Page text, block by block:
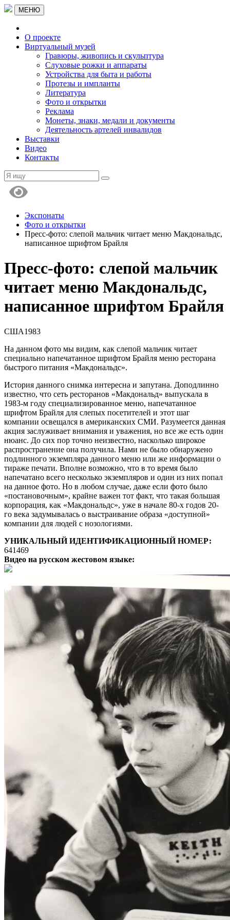
МЕНЮ
О проекте
Виртуальный музей
Гравюры, живопись и скульптура
Слуховые рожки и аппараты
Устройства для быта и работы
Протезы и импланты
Литература
Фото и открытки
Реклама
Монеты, знаки, медали и документы
Деятельность артелей инвалидов
Выставки
Видео
Контакты
Экспонаты
Фото и открытки
Пресс-фото: слепой мальчик читает меню Макдональдс,
написанное шрифтом Брайля
Пресс-фото: слепой мальчик
читает меню Макдональдс,
написанное шрифтом Брайля
США1983
На данном фото мы видим, как слепой мальчик читает
специально напечатанное шрифтом Брайля меню ресторана
быстрого питания «Макдональдс».
История данного снимка интересна и запутана. Доподлинно
известно, что сеть ресторанов «Макдональд» выпускала в
1983-м году специализированное меню, напечатанное
шрифтом Брайля для слепых посетителей и этот шаг
компании освещался в американских СМИ. Разумеется данная
акция заслуживает внимания и уважения, но все же есть один
нюанс. До сих пор точно неизвестно, насколько широкое
распространение она получила. Нами не было обнаружено
подлинного экземпляра данного меню или же информации о
тираже печати. Вполне возможно, что в то время было
напечатано всего несколько экземпляров и один из них попал
на данное фото. Но в любом случае, даже если фото было
«постановочным», крайне важен тот факт, что такая большая
корпорация, как «Макдональдс», уже в начале 80-х годов 20-
го века задумывалась о выстраивание образа «доступной»
компании для людей с нозологиями.
УНИКАЛЬНЫЙ ИДЕНТИФИКАЦИОННЫЙ НОМЕР:
641469
Видео на русском жестовом языке: